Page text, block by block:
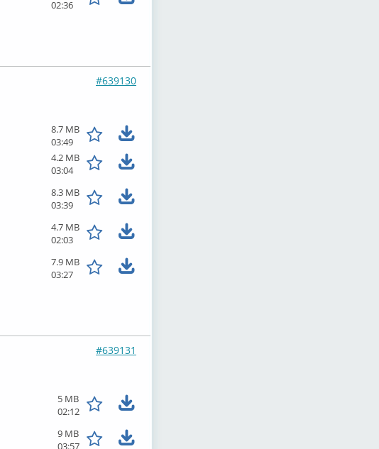
02:36
#639130
8.7 MB
03:49
4.2 MB
03:04
8.3 MB
03:39
4.7 MB
02:03
7.9 MB
03:27
#639131
5 MB
02:12
9 MB
03:57